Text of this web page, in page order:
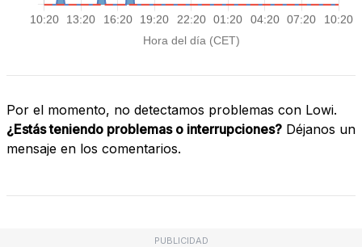
Por el momento, no detectamos problemas con Lowi.
¿Estás teniendo problemas o interrupciones? Déjanos un
mensaje en los comentarios.
PUBLICIDAD